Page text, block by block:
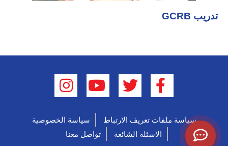
تدريب GCRB
سياسة ملفات تعريف الارتباط
سياسة الخصوصية
الاسئلة الشائعة
تواصل معنا